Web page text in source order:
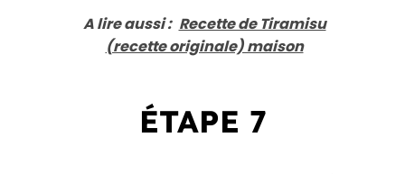
A lire aussi : Recette de Tiramisu
(recette originale) maison
ÉTAPE 7